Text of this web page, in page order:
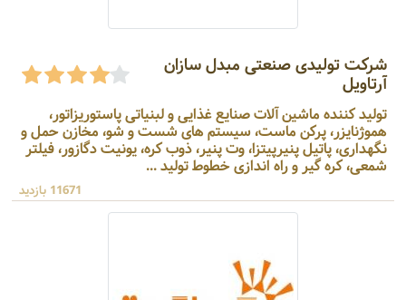
شرکت تولیدی صنعتی مبدل سازان
آرتاویل
تولید کننده ماشین آلات صنایع غذایی و لبنیاتی پاستوریزاتور،
هموژنایزر، پرکن ماست، سیستم های شست و شو، مخازن حمل و
نگهداری، پاتیل پنیرپیتزا، وت پنیر، ذوب کره، یونیت دگازور، فیلتر
شمعی، کره گیر و راه اندازی خطوط تولید ...
11671 بازدید